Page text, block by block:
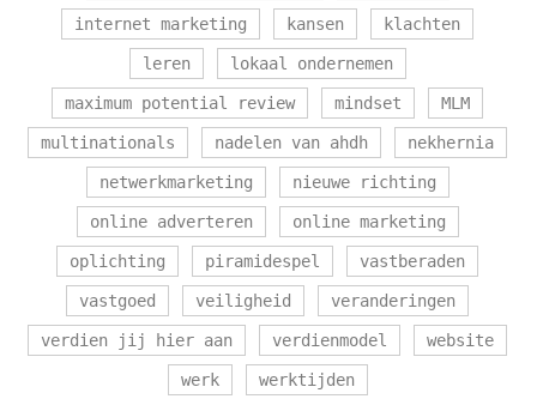
internet marketing kansen klachten
leren lokaal ondernemen
maximum potential review mindset MLM
multinationals nadelen van ahdh nekhernia
netwerkmarketing nieuwe richting
online adverteren online marketing
oplichting piramidespel vastberaden
vastgoed veiligheid veranderingen
verdien jij hier aan verdienmodel website
werk werktijden